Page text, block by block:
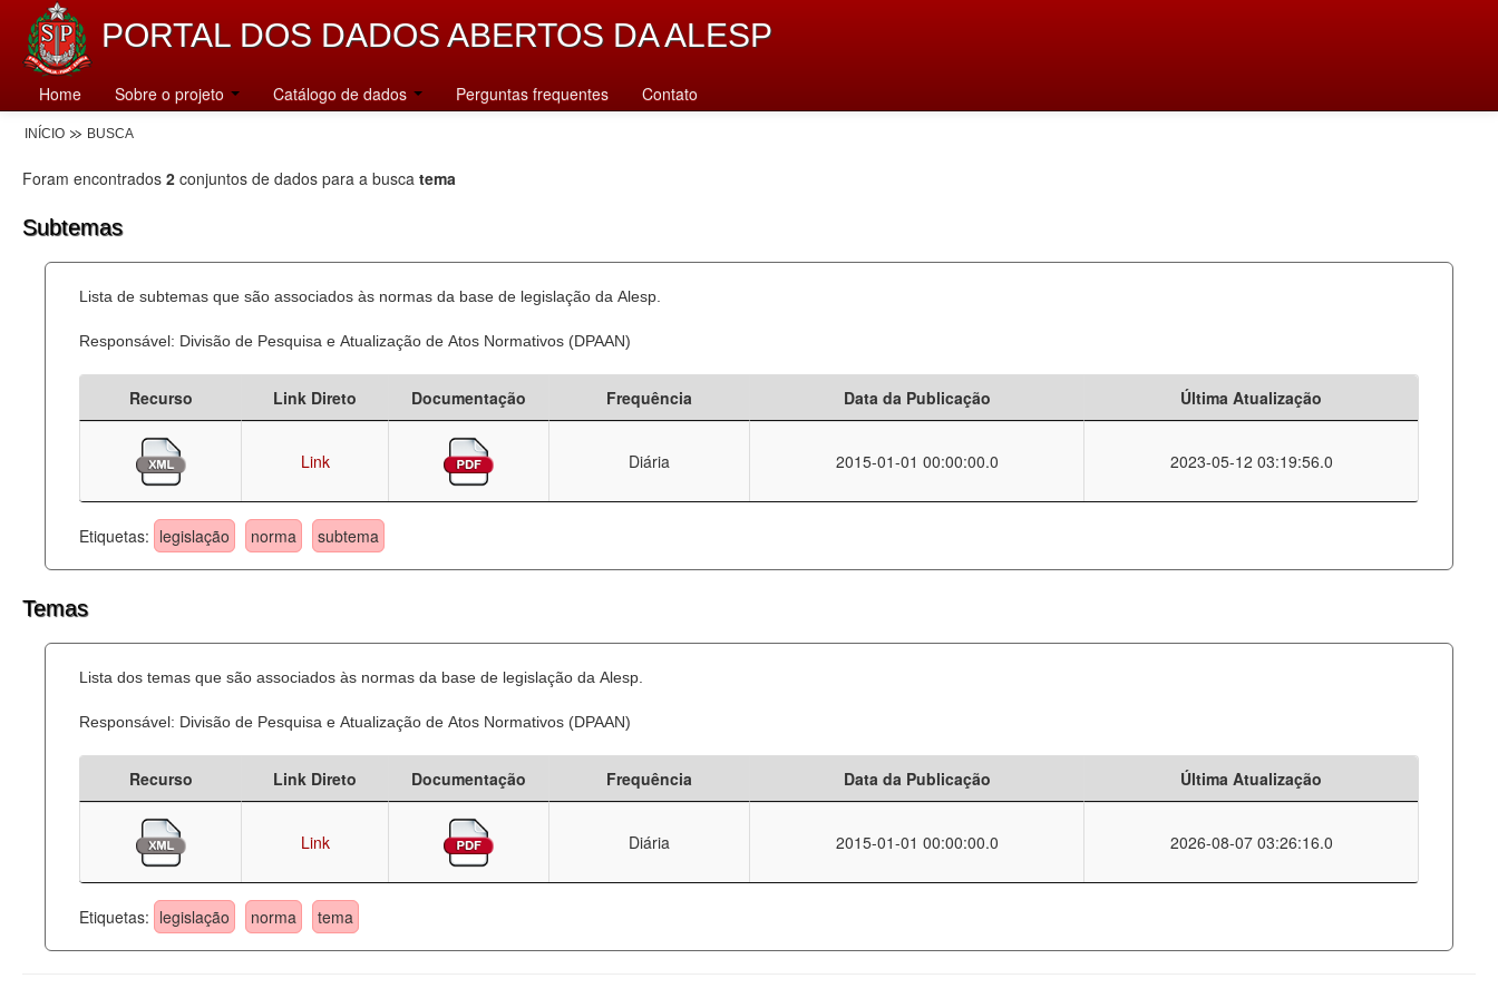
PORTAL DOS DADOS ABERTOS DA ALESP
Home Sobre o projeto Catálogo de dados Perguntas frequentes Contato
INÍCIO BUSCA
Foram encontrados 2 conjuntos de dados para a busca tema
Subtemas
Lista de subtemas que são associados às normas da base de legislação da Alesp.
Responsável: Divisão de Pesquisa e Atualização de Atos Normativos (DPAAN)
Recurso Link Direto Documentação Frequência Data da Publicação Última Atualização
Link Diária 2015-01-01 00:00:00.0 2023-05-12 03:19:56.0
Etiquetas: legislação norma subtema
Temas
Lista dos temas que são associados às normas da base de legislação da Alesp.
Responsável: Divisão de Pesquisa e Atualização de Atos Normativos (DPAAN)
Recurso Link Direto Documentação Frequência Data da Publicação Última Atualização
Link Diária 2015-01-01 00:00:00.0 2026-08-07 03:26:16.0
Etiquetas: legislação norma tema